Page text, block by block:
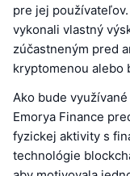
pre jej
vykonali vlastný
zúčastneným pred
kryptomenou alebo
Ako bude
Emorya Finance
fyzickej aktivity s
technológie